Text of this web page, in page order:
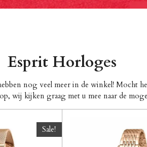
Esprit Horloges
nog veel meer in de winkel! Mocht
wij kijken graag met u mee naar de
Sale!